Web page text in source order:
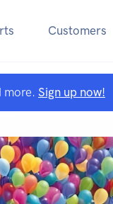
Customers
more. Sign up now!